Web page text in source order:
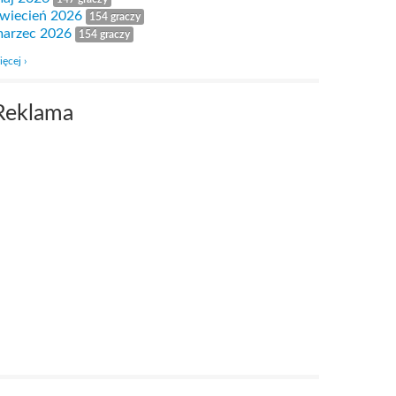
2026 154 graczy
2026 154 graczy
›